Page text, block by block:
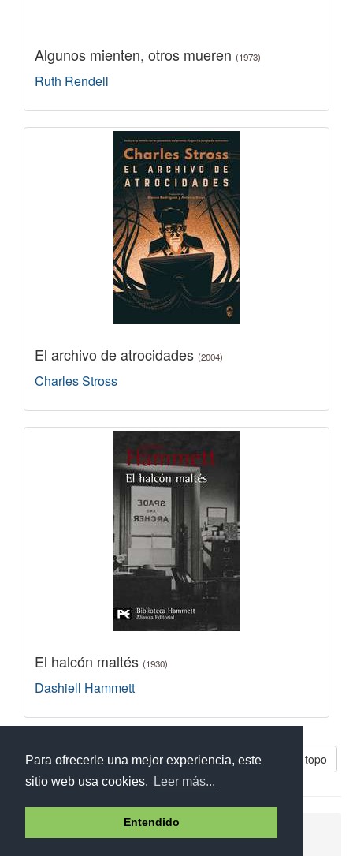
Para ofrecerle una mejor experiencia, este
sitio web usa cookies.
Leer más...
Entendido
Algunos mienten, otros mueren (1973)
Ruth Rendell
El archivo de atrocidades (2004)
Charles Stross
El halcón maltés (1930)
Dashiell Hammett
Libros parecidos a El topo
Aviso legal